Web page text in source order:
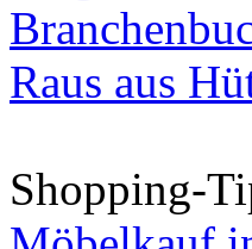
Raus aus
Shopping-